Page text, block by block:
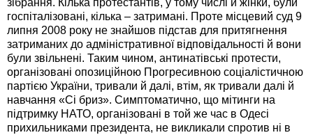
зібрання. Кілька протестантів, у тому числі й жінки, були
госпіталізовані, кілька – затримані. Проте місцевий суд 9
липня 2008 року не знайшов підстав для притягнення
затриманих до адміністративної відповідальності й вони
були звільнені. Таким чином, антинатівські протести,
організовані опозиційною Прогресивною соціалістичною
партією України, тривали й далі, втім, як тривали далі й
навчання «Сі бриз». Симптоматично, що мітинги на
підтримку НАТО, організовані в той же час в Одесі
прихильниками президента, не викликали спротив ні в